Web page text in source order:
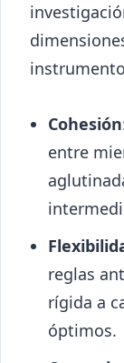
Cohesión
entre
reglas
rígida a
óptimos.